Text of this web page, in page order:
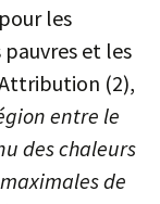
les
et les
(2),
entre le
des chaleurs
de